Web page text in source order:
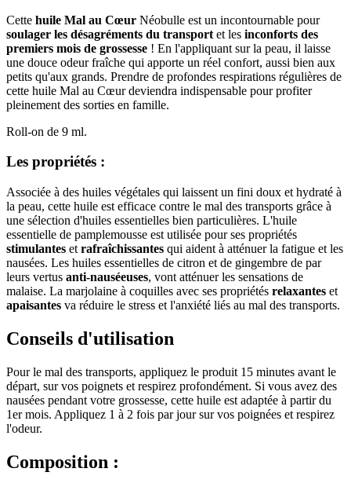
Cette huile Mal au Cœur Néobulle est un incontournable pour
soulager les désagréments du transport et les inconforts des
premiers mois de grossesse ! En l'appliquant sur la peau, il laisse
une douce odeur fraîche qui apporte un réel confort, aussi bien aux
petits qu'aux grands. Prendre de profondes respirations régulières de
cette huile Mal au Cœur deviendra indispensable pour profiter
pleinement des sorties en famille.
Roll-on de 9 ml.
Les propriétés :
Associée à des huiles végétales qui laissent un fini doux et hydraté à
la peau, cette huile est efficace contre le mal des transports grâce à
une sélection d'huiles essentielles bien particulières. L'huile
essentielle de pamplemousse est utilisée pour ses propriétés
stimulantes et rafraîchissantes qui aident à atténuer la fatigue et les
nausées. Les huiles essentielles de citron et de gingembre de par
leurs vertus anti-nauséeuses, vont atténuer les sensations de
malaise. La marjolaine à coquilles avec ses propriétés relaxantes et
apaisantes va réduire le stress et l'anxiété liés au mal des transports.
Conseils d'utilisation
Pour le mal des transports, appliquez le produit 15 minutes avant le
départ, sur vos poignets et respirez profondément. Si vous avez des
nausées pendant votre grossesse, cette huile est adaptée à partir du
1er mois. Appliquez 1 à 2 fois par jour sur vos poignées et respirez
l'odeur.
Composition :